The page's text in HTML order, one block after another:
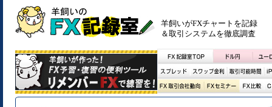
羊飼いがFXチャートを記録
＆取引システムを徹底調査